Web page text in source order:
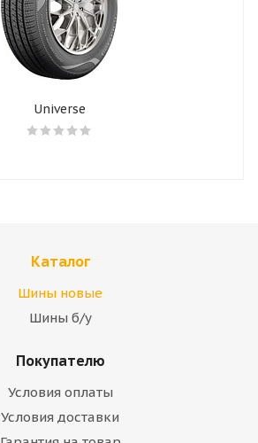
Universe
Каталог
Шины новые
Шины б/у
Покупателю
Условия оплаты
Условия доставки